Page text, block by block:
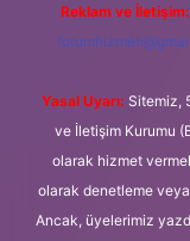
Reklam ve İletişim:
Yasal Uyarı: Sitemiz,
ve İletişim Kurumu
olarak hizmet
olarak denetleme
Ancak, üyelerimiz